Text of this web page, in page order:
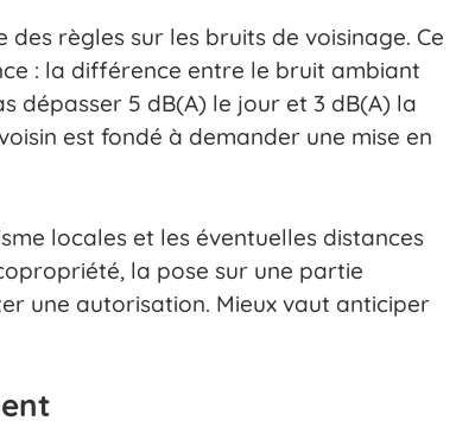
règles sur les bruits de voisinage. Ce
: la différence entre le bruit ambiant
dépasser 5 dB(A) le jour et 3 dB(A) la
est fondé à demander une mise en
locales et les éventuelles distances
la pose sur une partie
une autorisation. Mieux vaut anticiper